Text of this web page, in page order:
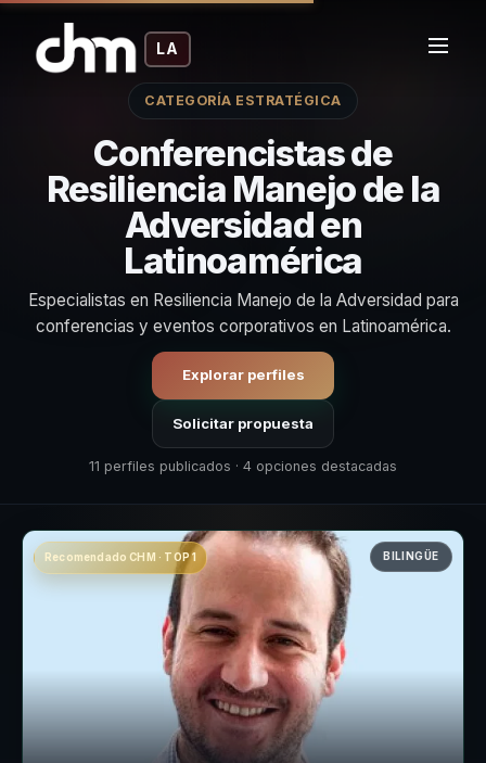
LA
CATEGORÍA ESTRATÉGICA
Conferencistas de
Resiliencia Manejo de la
Adversidad en
Latinoamérica
Especialistas en Resiliencia Manejo de la Adversidad para
conferencias y eventos corporativos en Latinoamérica.
Explorar perfiles
Solicitar propuesta
11 perfiles publicados · 4 opciones destacadas
Recomendado CHM · TOP 1 BILINGÜE